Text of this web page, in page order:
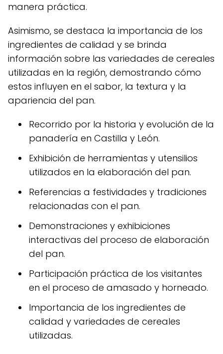
manera práctica.
Asimismo, se destaca la importancia de los
ingredientes de calidad y se brinda
información sobre las variedades de cereales
utilizadas en la región, demostrando cómo
estos influyen en el sabor, la textura y la
apariencia del pan.
Recorrido por la historia y evolución de la
panadería en Castilla y León.
Exhibición de herramientas y utensilios
utilizados en la elaboración del pan.
Referencias a festividades y tradiciones
relacionadas con el pan.
Demonstraciones y exhibiciones
interactivas del proceso de elaboración
del pan.
Participación práctica de los visitantes
en el proceso de amasado y horneado.
Importancia de los ingredientes de
calidad y variedades de cereales
utilizadas.